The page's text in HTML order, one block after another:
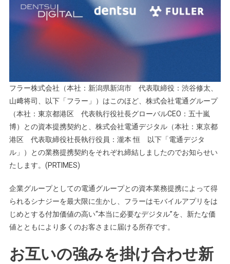
フラー株式会社（本社：新潟県新潟市 代表取締役：渋谷修太、
山﨑将司、以下「フラー」）はこのほど、株式会社電通グループ
（本社：東京都港区 代表執行役社長グローバルCEO：五十嵐
博）との資本提携契約と、株式会社電通デジタル（本社：東京都
港区 代表取締役社長執行役員：瀧本 恒 以下「電通デジタ
ル」）との業務提携契約をそれぞれ締結しましたのでお知らせい
たします。(PRTIMES)
企業グループとしての電通グループとの資本業務提携によって得
られるシナジーを最大限に生かし、フラーはモバイルアプリをは
じめとする付加価値の高い“本当に必要なデジタル”を、新たな価
値とともにより多くのお客さまに届ける所存です。
お互いの強みを掛け合わせ新